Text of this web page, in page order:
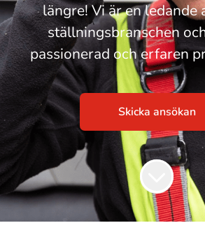
längre! Vi är en ledande
ställningsbranschen
passionerad och erfaren
Skicka ansökan